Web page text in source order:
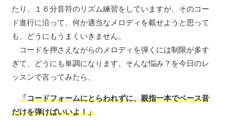
たり、１６分音符のリズム練習をしていますが、そのコー
ド進行に沿って、何か適当なメロディを載せようと思って
も、どうにもうまくいきません。
コードを押さえながらのメロディを弾くには制限が多す
ぎて、どうにも単調になります。そんな悩み？を今日のレ
ッスンで言ってみたら、
「コードフォームにとらわれずに、親指一本でベース音
だけを弾けばいいよ！」